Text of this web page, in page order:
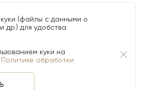
(файлы с данными о
др.) для удобства
куки на
Политике обработки